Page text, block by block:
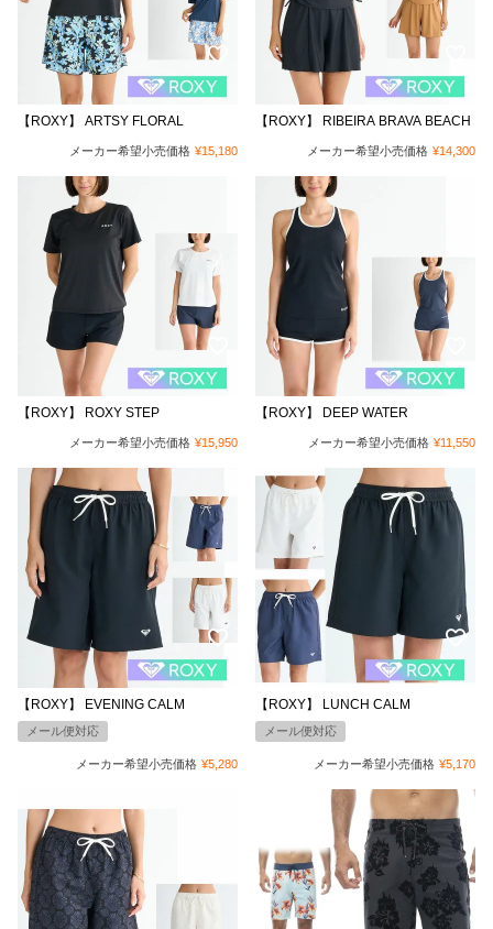
【ROXY】 ARTSY FLORAL
メーカー希望小売価格 ¥15,180
【ROXY】 RIBEIRA BRAVA BEACH
メーカー希望小売価格 ¥14,300
【ROXY】 ROXY STEP
メーカー希望小売価格 ¥15,950
【ROXY】 DEEP WATER
メーカー希望小売価格 ¥11,550
【ROXY】 EVENING CALM
メール便対応
メーカー希望小売価格 ¥5,280
【ROXY】 LUNCH CALM
メール便対応
メーカー希望小売価格 ¥5,170